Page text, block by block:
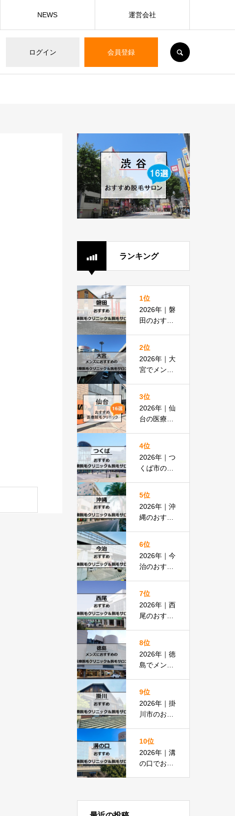
ログイン 会員登録
NEWS 運営会社
ランキング
1位
2026年｜磐
田のおすす
＆脱毛サロ
ン全8選
2位
2026年｜大
宮でメンズ
脱毛＆脱毛
サロン全16
選
3位
2026年｜仙
台の医療脱
払いOKの
安い医院も
紹介
4位
2026年｜つ
くば市のお
サロン全13
選
5位
2026年｜沖
縄のおすす
ン全19選
6位
2026年｜今
治のおすす
＆脱毛サロ
ン全13選
7位
2026年｜西
尾のおすす
＆脱毛サロ
ン全15選
8位
2026年｜徳
島でメンズ
脱毛＆脱毛
サロン全15
選
9位
2026年｜掛
川市のおす
ク＆脱毛サ
ロン全11選
10位
2026年｜溝
の口でおす